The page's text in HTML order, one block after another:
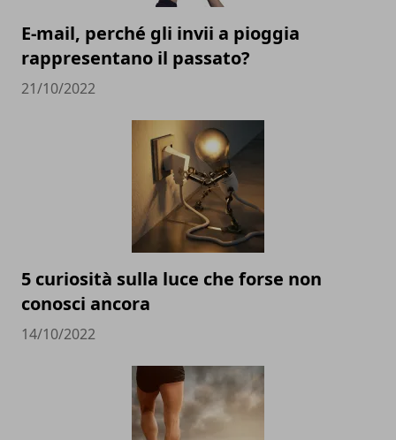
E-mail, perché gli invii a pioggia
rappresentano il passato?
21/10/2022
5 curiosità sulla luce che forse non
conosci ancora
14/10/2022